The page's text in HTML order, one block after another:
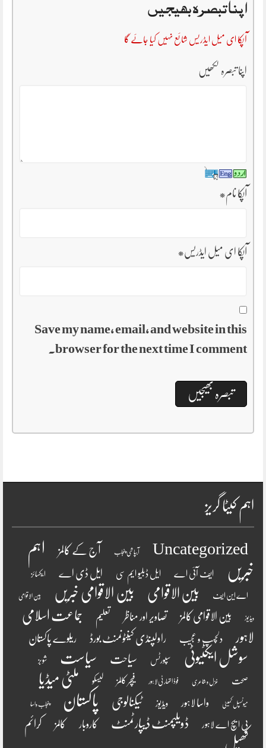
اپنا تبصرہ بھیجیں
آپکا ای میل ایڈریس شائع نہیں کیا جائے گا
اپنا تبصرہ لکھیں
آپکا نام*
آپکا ای میل ایڈریس*
Save my name, email, and website in this
browser for the next time I comment.
اہم کیٹا گریز
Uncategorized آبپاشی پنجاب آج کے کالمز
اہم
خبریں
ایف آئی اے ایل ڈبلیو ایم سی ایل ڈی اے ایکسائز
اے این ایف بین الاقوامی بین الاقوامی خبریں بین الاقوامی
ویڈیوز بین الاقوامی کالمز تصاویر اور مناظر تعلیم
جماعت اسلامی
لاہور
دلچسپ و عجیب راولپنڈی کینٹونمنٹ بورڈ ریلوے پاکستان
سوشل ایکٹیوٹی سپورٹس سیاحت سیاست شوبز
صحت غزل و شاعری فوڈ اتھارٹی لاہور فیچر کالمز لیسکو ملٹی میڈیا
میونسپل کمیٹی واسا لاہور ویڈیوز ٹیکنالوجی پاکستان پنجاب واسا
پی ایچ اے لاہور ڈویلپمنٹ ڈیپارٹمنٹ کاروبار کالمز کرائم
کھیل